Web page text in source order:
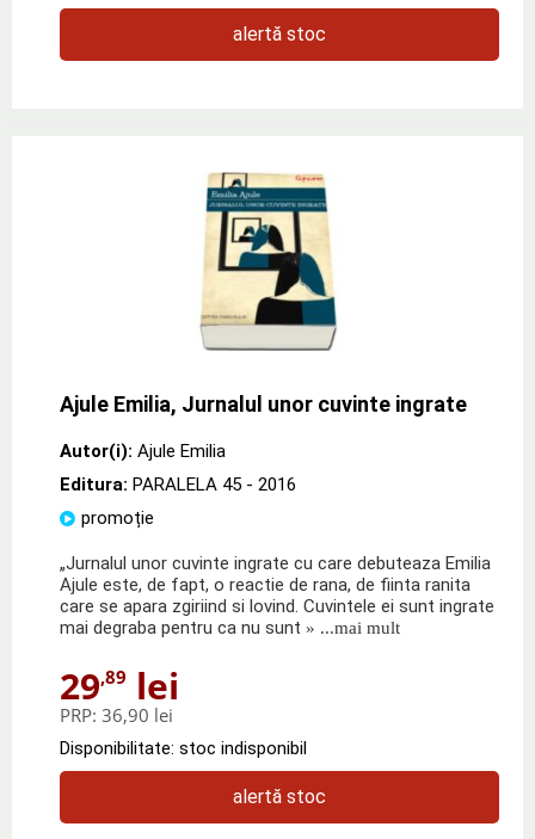
alertă stoc
Ajule Emilia, Jurnalul unor cuvinte ingrate
Autor(i): Ajule Emilia
Editura: PARALELA 45 - 2016
promoție
„Jurnalul unor cuvinte ingrate cu care debuteaza Emilia
Ajule este, de fapt, o reactie de rana, de fiinta ranita
care se apara zgiriind si lovind. Cuvintele ei sunt ingrate
mai degraba pentru ca nu sunt » ...mai mult
29,89 lei
PRP: 36,90 lei
Disponibilitate: stoc indisponibil
alertă stoc